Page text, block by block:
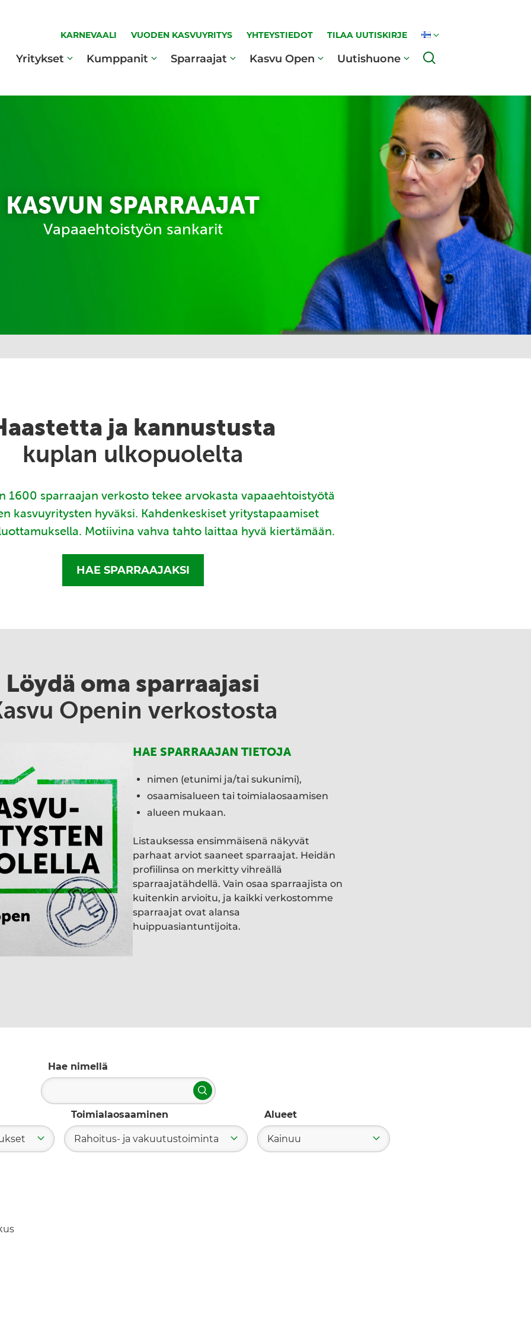
KARNEVAALI VUODEN KASVUYRITYS YHTEYSTIEDOT TILAA UUTISKIRJE
Yritykset Kumppanit Sparraajat Kasvu Open Uutishuone
KASVUN SPARRAAJAT
Vapaaehtoistyön sankarit
ja kannustusta
kuplan ulkopuolelta
1600 sparraajan verkosto tekee arvokasta vapaaehtoistyötä
kasvuyritysten hyväksi. Kahdenkeskiset yritystapaamiset
Motiivina vahva tahto laittaa hyvä kiertämään.
HAE SPARRAAJAKSI
Löydä oma sparraajasi
Openin verkostosta
HAE SPARRAAJAN TIETOJA
nimen (etunimi ja/tai sukunimi),
osaamisalueen tai toimialaosaamisen
alueen mukaan.
Listauksessa ensimmäisenä näkyvät
parhaat arviot saaneet sparraajat. Heidän
profiilinsa on merkitty vihreällä
sparraajatähdellä. Vain osaa sparraajista on
kuitenkin arvioitu, ja kaikki verkostomme
sparraajat ovat alansa
huippuasiantuntijoita.
Hae nimellä
Hae
Toimialaosaaminen
Rahoitus- ja vakuutustoiminta
Alueet
Kainuu